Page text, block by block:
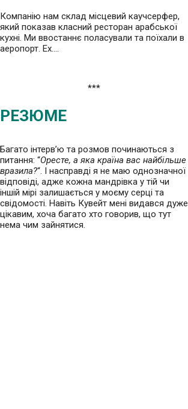
Компанію нам склад місцевий каучсерфер,
який показав класний ресторан арабської
кухні. Ми ввостаннє поласували та поїхали в
аеропорт. Ех….
***
РЕЗЮМЕ
Багато інтерв’ю та розмов починаються з
питання: “Оресте, а яка країна вас найбільше
вразила?“. І насправді я не маю однозначної
відповіді, адже кожна мандрівка у тій чи
іншій мірі залишається у моєму серці та
свідомості. Навіть Кувейт мені видався дуже
цікавим, хоча багато хто говорив, що тут
нема чим зайнятися.